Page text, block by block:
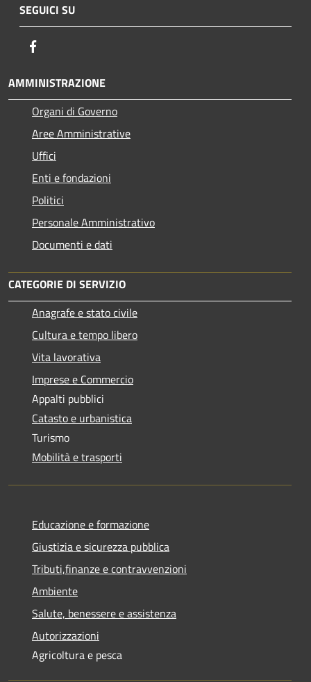
SEGUICI SU
AMMINISTRAZIONE
Organi di Governo
Aree Amministrative
Uffici
Enti e fondazioni
Politici
Personale Amministrativo
Documenti e dati
CATEGORIE DI SERVIZIO
Anagrafe e stato civile
Cultura e tempo libero
Vita lavorativa
Imprese e Commercio
Appalti pubblici
Catasto e urbanistica
Turismo
Mobilità e trasporti
Educazione e formazione
Giustizia e sicurezza pubblica
Tributi,finanze e contravvenzioni
Ambiente
Salute, benessere e assistenza
Autorizzazioni
Agricoltura e pesca